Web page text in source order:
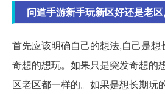
问道手游新手玩新区好还是老
首先应该明确自己的想法,自己是
奇想的想玩。如果只是突发奇想的
区老区都一样的。如果是想长期玩